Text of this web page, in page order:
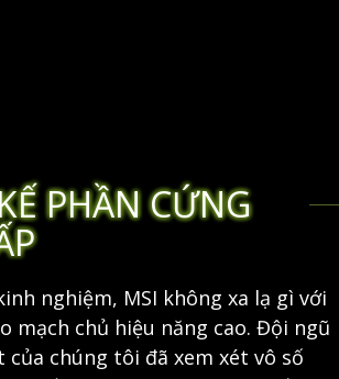
PHẦN CỨNG
nghiệm, MSI không xa lạ gì với
mạch chủ hiệu năng cao. Đội ngũ
của chúng tôi đã xem xét vô số